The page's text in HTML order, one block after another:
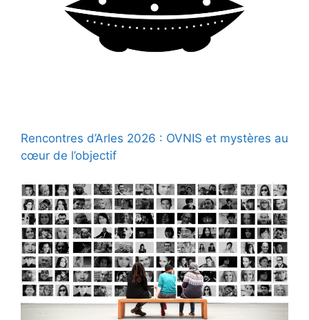
Rencontres d’Arles 2026 : OVNIS et mystères au
cœur de l’objectif